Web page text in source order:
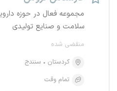
مجموعه فعال در حوزه
سلامت و صنایع تولیدی
منقضی شده
کردستان
سنندج
تمام وقت